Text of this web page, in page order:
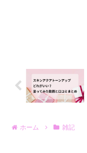
ホーム 雑記